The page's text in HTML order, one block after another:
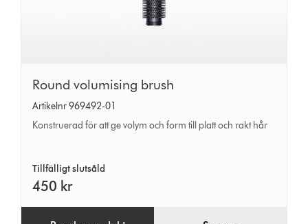
Round
volumising
brush
Round volumising brush
Artikelnr 969492-01
Konstruerad för att ge volym och form till platt och rakt hår
Tillfälligt slutsåld
450 kr